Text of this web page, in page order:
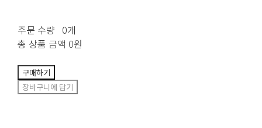
주문 수량 0개
총 상품 금액 0원
구매하기
장바구니에 담기